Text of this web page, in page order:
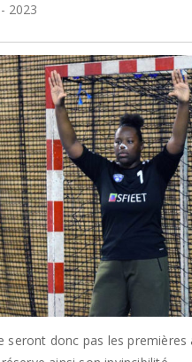
2023
seront donc pas les